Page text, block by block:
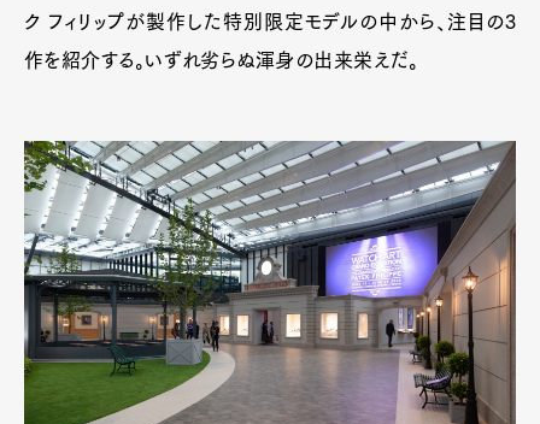
ク フィリップが製作した特別限定モデルの中から、注目の3
作を紹介する。いずれ劣らぬ渾身の出来栄えだ。